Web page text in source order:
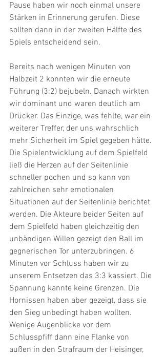
Pause haben wir noch einmal unsere
Stärken in Erinnerung gerufen. Diese
sollten dann in der zweiten Hälfte des
Spiels entscheidend sein.
Bereits nach wenigen Minuten von
Halbzeit 2 konnten wir die erneute
Führung (3:2) bejubeln. Danach wirkten
wir dominant und waren deutlich am
Drücker. Das Einzige, was fehlte, war ein
weiterer Treffer, der uns wahrschlich
mehr Sicherheit im Spiel gegeben hätte.
Die Spielentwicklung auf dem Spielfeld
ließ die Herzen auf der Seitenlinie
schneller pochen und so kann von
zahlreichen sehr emotionalen
Situationen auf der Seitenlinie berichtet
werden. Die Akteure beider Seiten auf
dem Spielfeld haben gleichzeitig den
unbändigen Willen gezeigt den Ball im
gegnerischen Tor unterzubringen. 6
Minuten vor Schluss haben wir zu
unserem Entsetzen das 3:3 kassiert. Die
Spannung kannte keine Grenzen. Die
Hornissen haben aber gezeigt, dass sie
den Sieg unbedingt haben wollten.
Wenige Augenblicke vor dem
Schlusspfiff dann eine Flanke von
außen in den Strafraum der Heisinger,